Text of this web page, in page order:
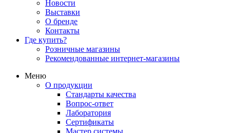
Новости
Выставки
О бренде
Контакты
Где купить?
Розничные магазины
Рекомендованные интернет-магазины
Меню
О продукции
Стандарты качества
Вопрос-ответ
Лаборатория
Сертификаты
Мастер системы